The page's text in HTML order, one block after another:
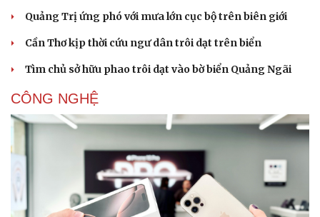
Quảng Trị ứng phó với mưa lớn cục bộ trên biên giới
Cần Thơ kịp thời cứu ngư dân trôi dạt trên biển
Tìm chủ sở hữu phao trôi dạt vào bờ biển Quảng Ngãi
CÔNG NGHỆ